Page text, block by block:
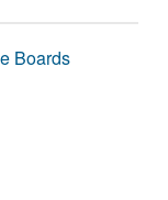
Boards